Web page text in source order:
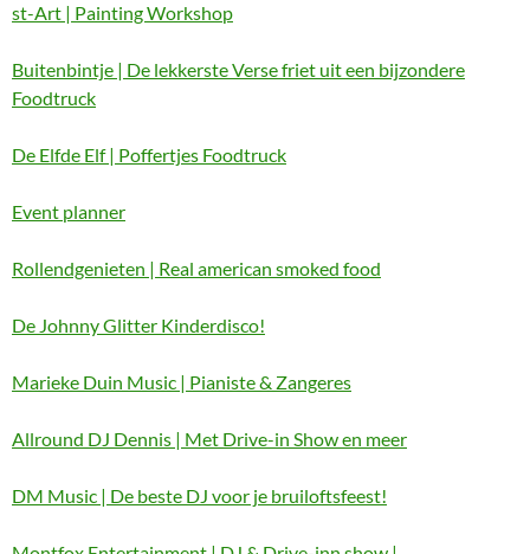
st-Art | Painting Workshop
Buitenbintje | De lekkerste Verse friet uit een bijzondere
Foodtruck
De Elfde Elf | Poffertjes Foodtruck
Event planner
Rollendgenieten | Real american smoked food
De Johnny Glitter Kinderdisco!
Marieke Duin Music | Pianiste & Zangeres
Allround DJ Dennis | Met Drive-in Show en meer
DM Music | De beste DJ voor je bruiloftsfeest!